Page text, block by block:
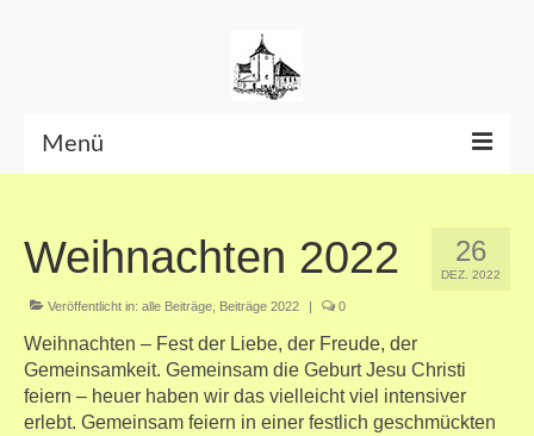
Menü
Datenschutzerklärung 26
DEZ. 2022
Weihnachten 2022
Veröffentlicht in: alle Beiträge Beiträge 2022 | 0
Weihnachten – Fest der Liebe, der Freude, der
Gemeinsamkeit. Gemeinsam die Geburt Jesu Christi
feiern – heuer haben wir das vielleicht viel intensiver
erlebt. Gemeinsam feiern in einer festlich geschmückten